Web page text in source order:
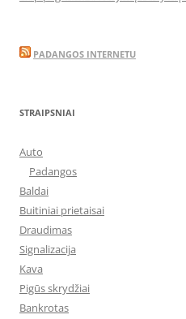
PADANGOS INTERNETU
STRAIPSNIAI
Auto
Padangos
Baldai
Buitiniai prietaisai
Draudimas
Signalizacija
Kava
Pigūs skrydžiai
Bankrotas